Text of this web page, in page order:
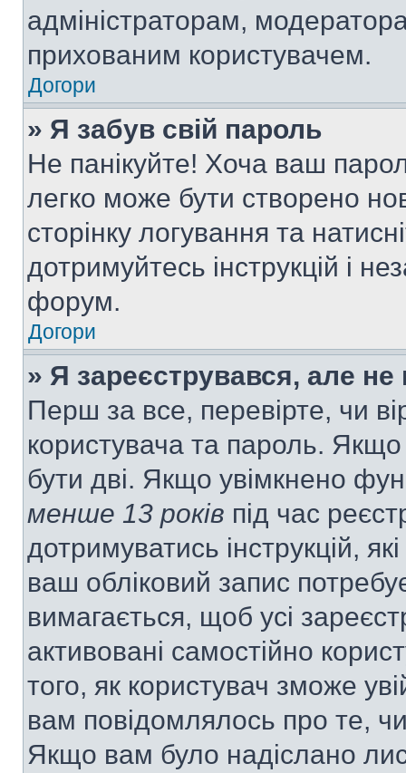
адміністраторам,
прихованим користувачем.
Догори
» Я забув свій пароль
Не панікуйте! Хоча ваш
легко може бути створено
сторінку логування та
дотримуйтесь інструкцій і
форум.
Догори
» Я зареєструвався, але
Перш за все, перевірте, чи
користувача та пароль.
бути дві. Якщо увімкнено
менше 13 років під час
дотримуватись інструкцій,
ваш обліковий запис
вимагається, щоб усі
активовані самостійно
того, як користувач зможе
вам повідомлялось про те,
Якщо вам було надіслано